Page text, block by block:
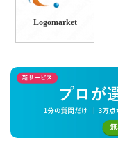
Logomarket